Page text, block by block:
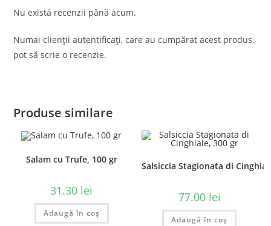
Nu există recenzii până acum.
Numai clienții autentificați, care au cumpărat acest produs,
pot să scrie o recenzie.
Produse similare
Salam cu Trufe, 100 gr
31.30 lei
Adaugă în coș
Salsiccia Stagionata di
77.00 lei
Adaugă în coș